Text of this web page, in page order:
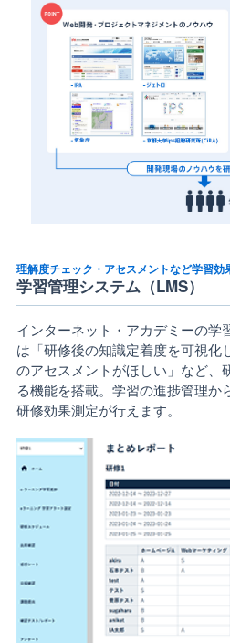
理解度チェック・アセスメントなど学習効
学習管理システム（LMS）
インターネット・アカデミーの学
は「研修後の知識定着度を可視化
のアセスメントがほしい」など、
る機能を搭載。学習の進捗管理か
研修効果測定が行えます。